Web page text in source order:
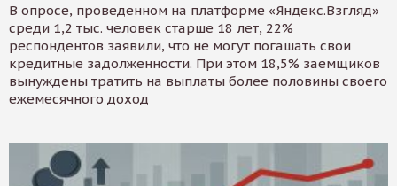
В опросе, проведенном на платформе «Яндекс.Взгляд»
среди 1,2 тыс. человек старше 18 лет, 22%
респондентов заявили, что не могут погашать свои
кредитные задолженности. При этом 18,5% заемщиков
вынуждены тратить на выплаты более половины своего
ежемесячного доход